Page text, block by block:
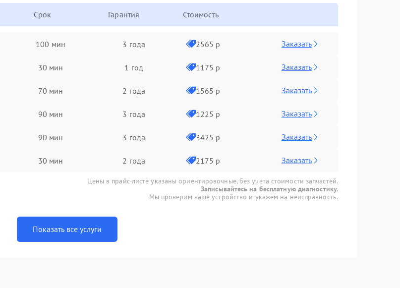
Срок Гарантия Стоимость
100 мин 3 года 2565 р Заказать
30 мин 1 год 1175 р Заказать
70 мин 2 года 1565 р Заказать
90 мин 3 года 1225 р Заказать
90 мин 3 года 3425 р Заказать
30 мин 2 года 2175 р Заказать
Цены в прайс-листе указаны ориентировочные, без учета стоимости запчастей.
Записывайтесь на бесплатную диагностику.
Мы проверим ваше устройство и укажем на неисправность.
Показать все услуги